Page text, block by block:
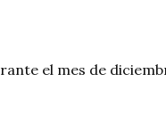
el mes de